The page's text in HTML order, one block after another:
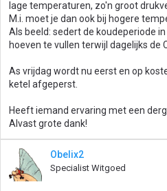
lage temperaturen, zo'n groot
M.i. moet je dan ook bij hogere
Als beeld: sedert de koudeperiode
hoeven te vullen terwijl dagelijks de
As vrijdag wordt nu eerst en op
ketel afgeperst.
Heeft iemand ervaring met een
Alvast grote dank!
Obelix2
Specialist Witgoed